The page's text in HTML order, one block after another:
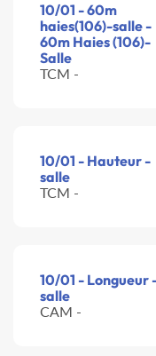
10/01 - 60m
haies(106)-salle -
60m Haies (106)-
Salle
TCM -
10/01 - Hauteur -
salle
TCM -
10/01 - Longueur
salle
CAM -